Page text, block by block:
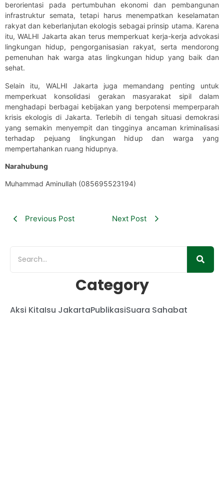
berorientasi pada pertumbuhan ekonomi dan pembangunan
infrastruktur semata, tetapi harus menempatkan keselamatan
rakyat dan keberlanjutan ekologis sebagai prinsip utama. Karena
itu, WALHI Jakarta akan terus memperkuat kerja-kerja advokasi
lingkungan hidup, pengorganisasian rakyat, serta mendorong
pemenuhan hak warga atas lingkungan hidup yang baik dan
sehat.
Selain itu, WALHI Jakarta juga memandang penting untuk
memperkuat konsolidasi gerakan masyarakat sipil dalam
menghadapi berbagai kebijakan yang berpotensi memperparah
krisis ekologis di Jakarta. Terlebih di tengah situasi demokrasi
yang semakin menyempit dan tingginya ancaman kriminalisasi
terhadap pejuang lingkungan hidup dan warga yang
mempertahankan ruang hidupnya.
Narahubung
Muhammad Aminullah (085695523194)
Previous Post Next Post
Category
Aksi KitaIsu JakartaPublikasiSuara Sahabat